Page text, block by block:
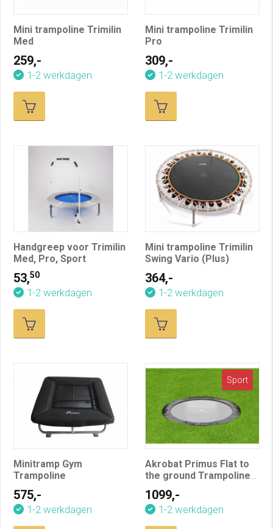
Mini trampoline Trimilin
Med
259,-
1-2 werkdagen
Mini trampoline Trimilin
Pro
309,-
1-2 werkdagen
Handgreep voor Trimilin
Med, Pro, Sport
53,50
1-2 werkdagen
Mini trampoline Trimilin
Swing Vario (Plus)
364,-
1-2 werkdagen
Minitramp Gym
Trampoline
575,-
1-2 werkdagen
Sport
Akrobat Primus Flat to
the ground Trampoline
305 Zwart
1099,-
1-2 werkdagen